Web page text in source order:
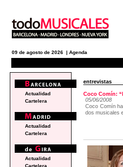
09 de agosto de 2026 | Agenda
entrevistas
Coco Comín:
05/06/2008
Coco Comín
dos musicales
Actualidad
Cartelera
Actualidad
Cartelera
Actualidad
Cartelera